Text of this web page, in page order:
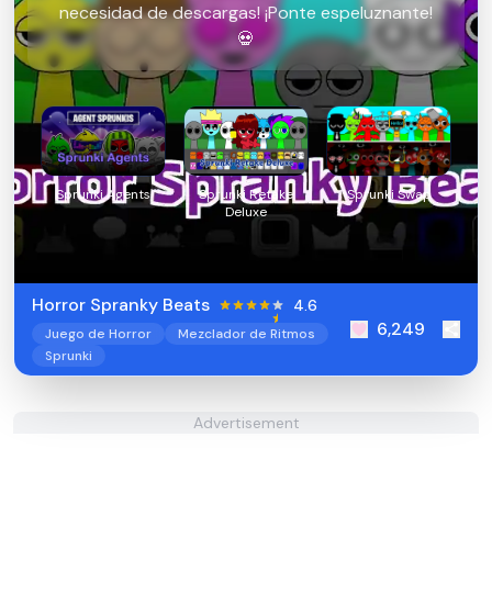
necesidad de descargas! ¡Ponte espeluznante!
💀
Sprunki Agents
Sprunki Retake
Deluxe
Sprunki Swap
Horror Spranky Beats 4.6
Juego de Horror
Mezclador de Ritmos
Sprunki
6,249
Advertisement